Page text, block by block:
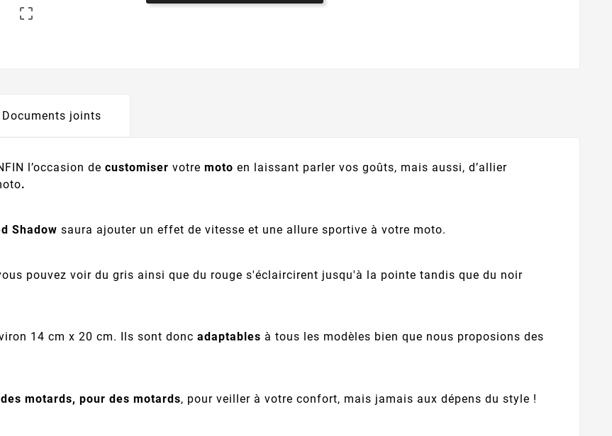

Documents joints
l’occasion de customiser votre moto en laissant parler vos goûts, mais aussi, d’allier
.
Shadow saura ajouter un effet de vitesse et une allure sportive à votre moto.
pouvez voir du gris ainsi que du rouge s'éclaircirent jusqu'à la pointe tandis que du noir
14 cm x 20 cm. Ils sont donc adaptables à tous les modèles bien que nous proposions des
motards, pour des motards, pour veiller à votre confort, mais jamais aux dépens du style !